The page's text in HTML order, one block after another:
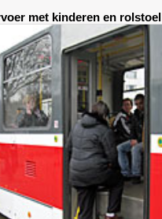
met kinderen en rolstoel